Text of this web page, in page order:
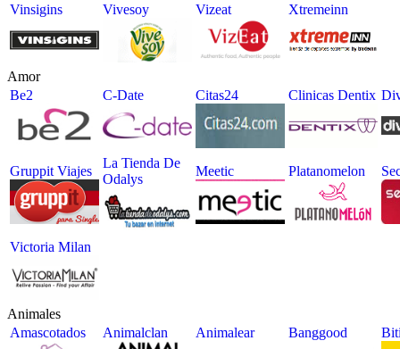
Vinsigins Vivesoy Vizeat Xtremeinn
Amor
Be2
C-Date Citas24 Clinicas Dentix
Gruppit Viajes
La Tienda De
Odalys
Meetic Platanomelon
Victoria Milan
Animales
Amascotados
Animalclan Animalear Banggood